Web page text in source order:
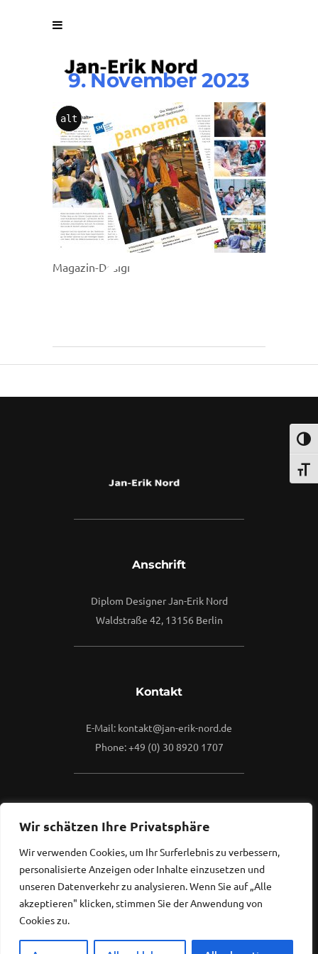
Wir schätzen Ihre Privatsphäre
Wir verwenden Cookies, um Ihr Surferlebnis zu verbessern,
personalisierte Anzeigen oder Inhalte einzusetzen und
unseren Datenverkehr zu analysieren. Wenn Sie auf „Alle
akzeptieren" klicken, stimmen Sie der Anwendung von
Cookies zu.
9. November 2023
1-
2023
alt
Magazin-Design
Anschrift
Diplom Designer Jan-Erik Nord
Waldstraße 42, 13156 Berlin
Kontakt
E-Mail: kontakt@jan-erik-nord.de
Phone: +49 (0) 30 8920 1707
Mehr
Kontaktieren Sie mich gerne.
Ich freue mich, von Ihnen zu hören...